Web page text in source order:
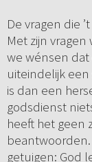
De vragen die
Met zijn
we wénsen dat
uiteindelijk
is dan een
godsdienst
heeft het geen
getuigen: God